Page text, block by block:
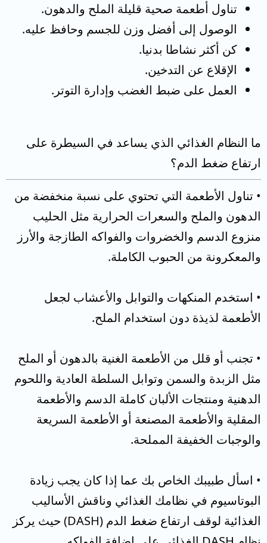
تناول أطعمة صحية قليلة الملح والدهون.
الوصول إلى أفضل وزن للجسم وحافظ عليه.
كن أكثر نشاطا بدنيا.
الإقلاع عن التدخين.
العمل على ضبط الغضب وإدارة التوتر.
ما النظام الغذائي الذي يساعد في السيطرة على
ارتفاع ضغط الدم؟
• تناول الأطعمة التي تحتوي على نسبة منخفضة من
الدهون والملح والسعرات الحرارية مثل الحليب
منزوع الدسم والخضروات والفواكه الطازجة والأرز
والمعكرونة من الحبوب الكاملة.
• استخدم المنكهات والتوابل والأعشاب لجعل
الأطعمة لذيذة دون استخدام الملح.
• تجنب أو قلل من الأطعمة الغنية بالدهون أو الملح
مثل الزبدة والسمن وتوابل السلطة العادية واللحوم
الدهنية ومنتجات الألبان كاملة الدسم والأطعمة
المقلية والأطعمة المصنعة أو الأطعمة السريعة
والوجبات الخفيفة المملحة.
• اسأل طبيبك الخاص بك عما إذا كان يجب زيادة
البوتاسيوم في نظامك الغذائي وناقش الأساليب
الغذائية لوقف ارتفاع ضغط الدم (DASH) حيث يركز